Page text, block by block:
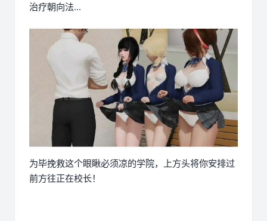
治疗朝向法...
为毕挽救这个眼瞅必须凉的学院，上方头将你安排过
前方往正在校长！